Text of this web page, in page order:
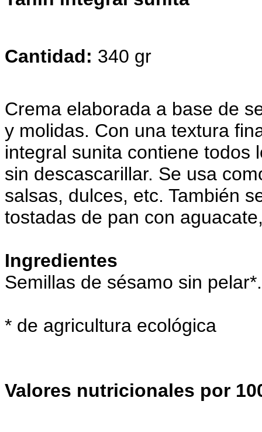
Cantidad: 340 gr
Crema elaborada a base de
y molidas. Con una textura
integral sunita contiene todos
sin descascarillar. Se usa
salsas, dulces, etc. También
tostadas de pan con
Ingredientes
Semillas de sésamo sin pelar*.
* de agricultura ecológica
Valores nutricionales por